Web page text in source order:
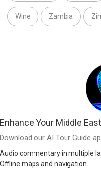
Wine Zambia
Enhance Your Middle
Download our AI Tour Guide
Audio commentary in multiple
Offline maps and navigation